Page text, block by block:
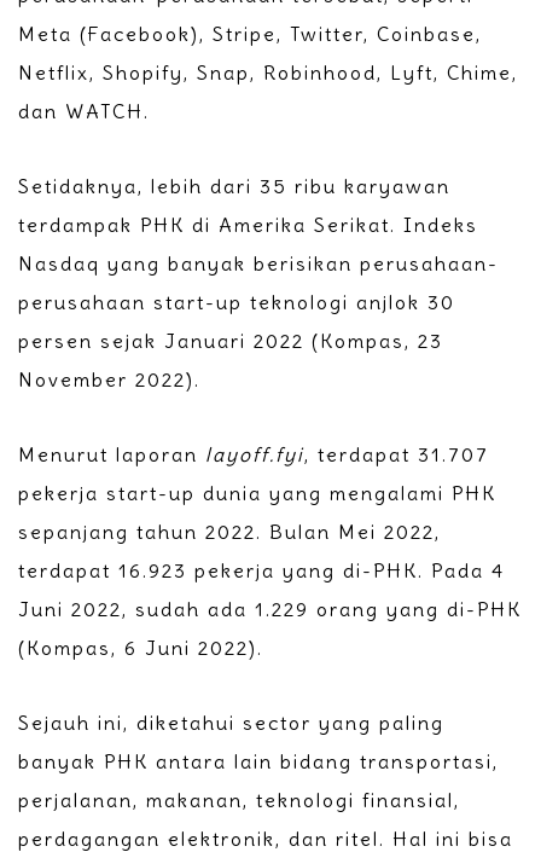
Meta (Facebook), Stripe, Twitter, Coinbase,
Netflix, Shopify, Snap, Robinhood, Lyft, Chime,
dan WATCH.
Setidaknya, lebih dari 35 ribu karyawan
terdampak PHK di Amerika Serikat. Indeks
Nasdaq yang banyak berisikan perusahaan-
perusahaan start-up teknologi anjlok 30
persen sejak Januari 2022 (Kompas, 23
November 2022).
Menurut laporan layoff.fyi, terdapat 31.707
pekerja start-up dunia yang mengalami PHK
sepanjang tahun 2022. Bulan Mei 2022,
terdapat 16.923 pekerja yang di-PHK. Pada 4
Juni 2022, sudah ada 1.229 orang yang di-PHK
(Kompas, 6 Juni 2022).
Sejauh ini, diketahui sector yang paling
banyak PHK antara lain bidang transportasi,
perjalanan, makanan, teknologi finansial,
perdagangan elektronik, dan ritel. Hal ini bisa